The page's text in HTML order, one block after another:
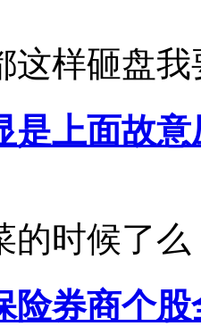
这样砸盘
是上面故
的时候了
险券商个